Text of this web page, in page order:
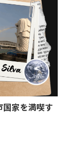
家を満喫す